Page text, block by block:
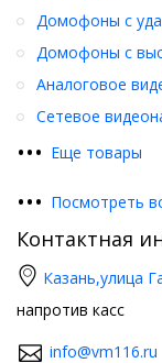
••• Еще товары
Домофоны с
Домофоны с
Аналоговое
Сетевое
••• Посмотреть
Контактная
Казань,улица
напротив касс
info@vm116.ru